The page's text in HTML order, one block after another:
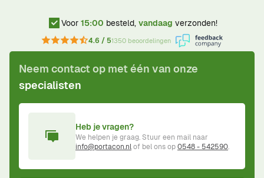
Voor 15:00 besteld, vandaag verzonden!
4.6 / 51350 beoordelingen
Neem contact op met één van onze
specialisten
Heb je vragen?
We helpen je graag. Stuur een mail naar
info@portacon.nlof bel ons op0548 - 542590.